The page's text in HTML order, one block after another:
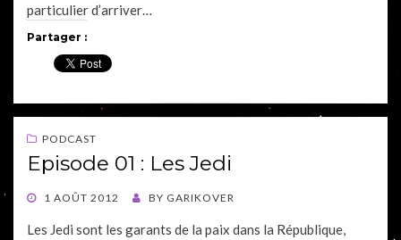
particulier d’arriver…
Partager :
PODCAST
Episode 01 : Les Jedi
POSTED
1 AOÛT 2012 BY GARIKOVER
Les Jedi sont les garants de la paix dans la République,